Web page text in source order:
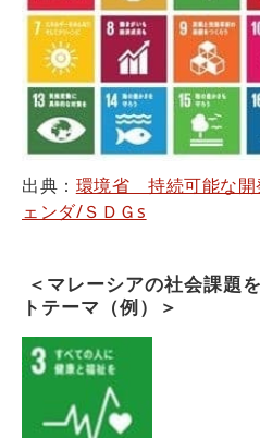
出典： 環境省 持続可能な開
ェンダ/ＳＤＧs
トテーマ（例）＞